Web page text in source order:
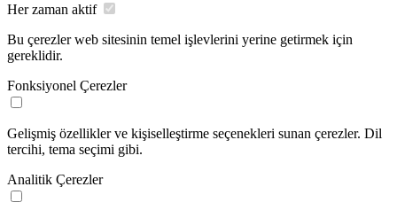
Her zaman aktif
Bu çerezler web sitesinin temel işlevlerini yerine getirmek için
gereklidir.
Fonksiyonel Çerezler
Gelişmiş özellikler ve kişiselleştirme seçenekleri sunan çerezler. Dil
tercihi, tema seçimi gibi.
Analitik Çerezler